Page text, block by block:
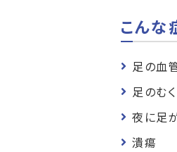
こんな
足の血
足のむ
夜に足
潰瘍